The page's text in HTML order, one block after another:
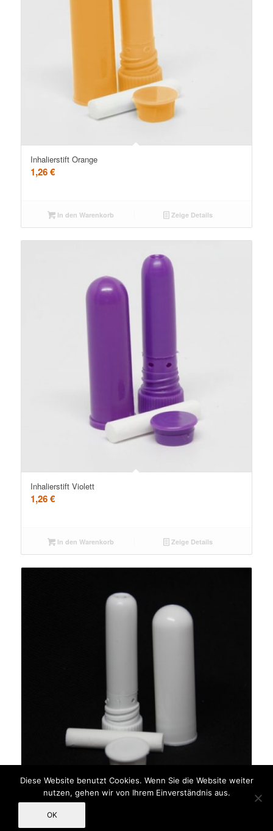
Inhalierstift Orange
1,26€
In den Warenkorb Zeige Details
Inhalierstift Violett
1,26€
In den Warenkorb Zeige Details
Inhalierstift Weiß
1,26€
Diese Website benutzt Cookies. Wenn Sie die Website weiter
nutzen, gehen wir von Ihrem Einverständnis aus.
OK